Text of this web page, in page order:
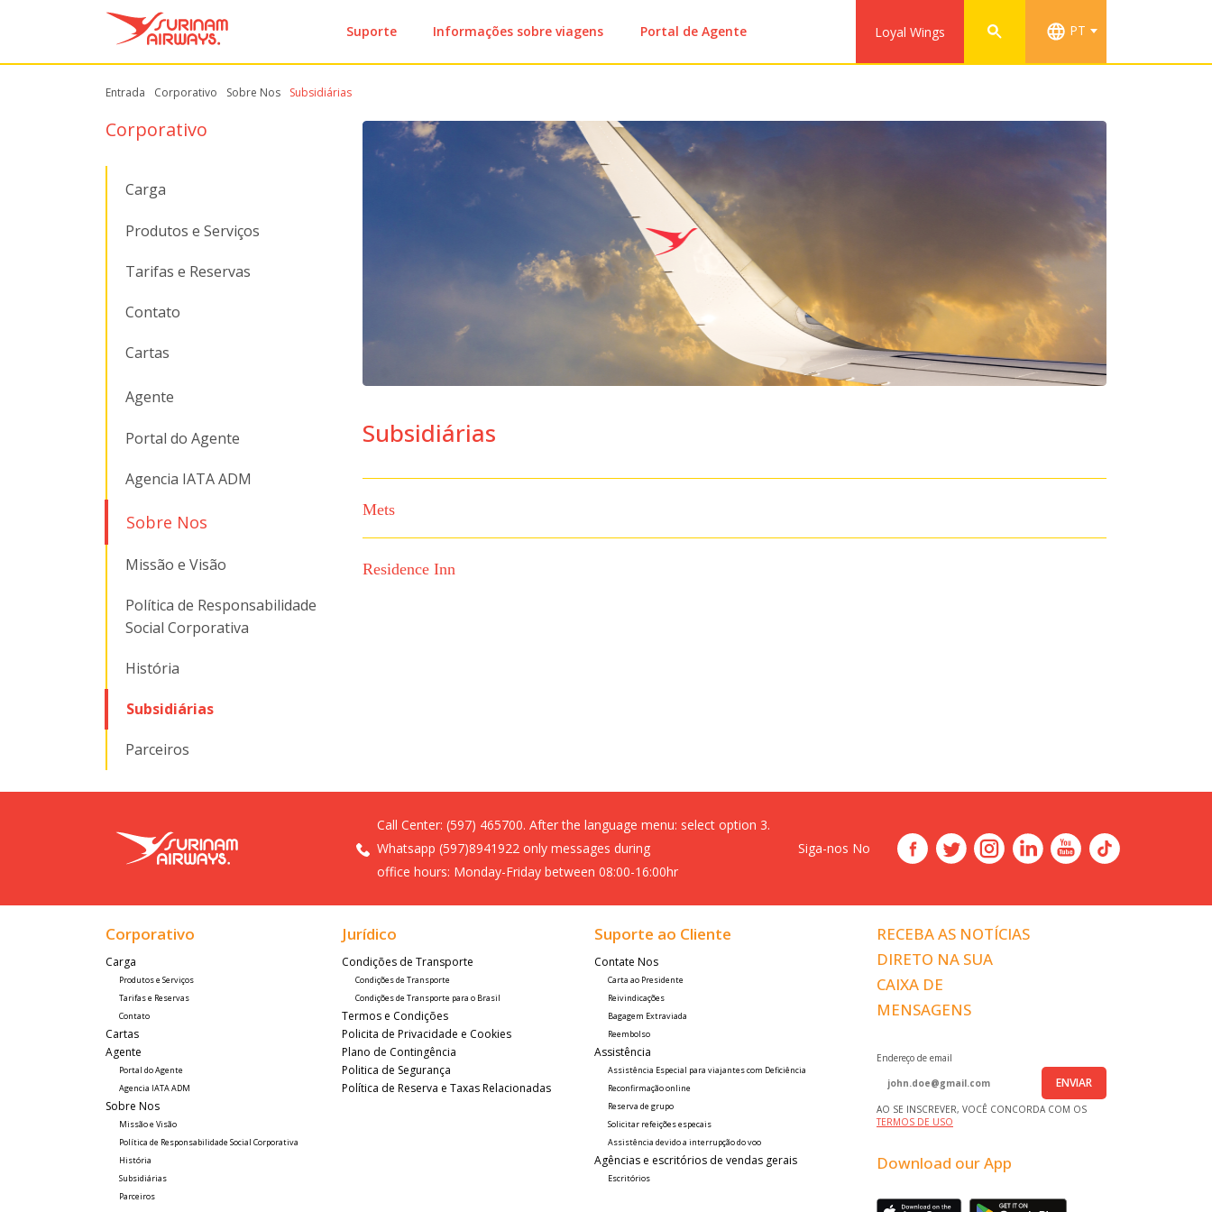
Suporte Informações sobre viagens Portal de Agente Loyal Wings PT
Entrada Corporativo Sobre Nos Subsidiárias
Corporativo
Carga
Produtos e Serviços
Tarifas e Reservas
Contato
Cartas
Agente
Portal do Agente
Agencia IATA ADM
Sobre Nos
Missão e Visão
Política de Responsabilidade
Social Corporativa
História
Subsidiárias
Parceiros
Subsidiárias
Mets
Residence Inn
Call Center: (597) 465700. After the language menu: select option 3.
Whatsapp (597)8941922 only messages during
office hours: Monday-Friday between 08:00-16:00hr
Siga-nos No
Corporativo
Carga
Produtos e Serviços
Tarifas e Reservas
Contato
Cartas
Agente
Portal do Agente
Agencia IATA ADM
Sobre Nos
Missão e Visão
Política de Responsabilidade Social Corporativa
História
Subsidiárias
Parceiros
Jurídico
Condições de Transporte
Condições de Transporte
Condições de Transporte para o Brasil
Termos e Condições
Policita de Privacidade e Cookies
Plano de Contingência
Politica de Segurança
Política de Reserva e Taxas Relacionadas
Suporte ao Cliente
Contate Nos
Carta ao Presidente
Reivindicações
Bagagem Extraviada
Reembolso
Assistência
Assistência Especial para viajantes com Deficiência
Reconfirmação online
Reserva de grupo
Solicitar refeições especais
Assistência devido a interrupção do voo
Agências e escritórios de vendas gerais
Escritórios
RECEBA AS NOTÍCIAS
DIRETO NA SUA
CAIXA DE
MENSAGENS
Endereço de email
ENVIAR
AO SE INSCREVER, VOCÊ CONCORDA COM OS
TERMOS DE USO
Download our App